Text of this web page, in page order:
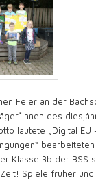
Feier an der
des
lautete „Digital EU
Klasse 3b der BSS
Spiele früher und